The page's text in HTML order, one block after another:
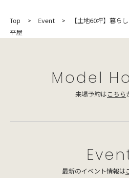
Top Event
【土地60坪】暮ら
平屋
Model
来場予約はこちら
最新のイベント情報は